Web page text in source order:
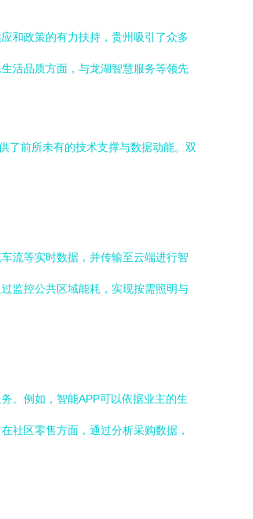
和政策的有力扶持，贵州吸引了众多
活品质方面，与龙湖智慧服务等领先
了前所未有的技术支撑与数据动能。双
流等实时数据，并传输至云端进行智
监控公共区域能耗，实现按需照明与
。例如，智能APP可以依据业主的生
社区零售方面，通过分析采购数据，